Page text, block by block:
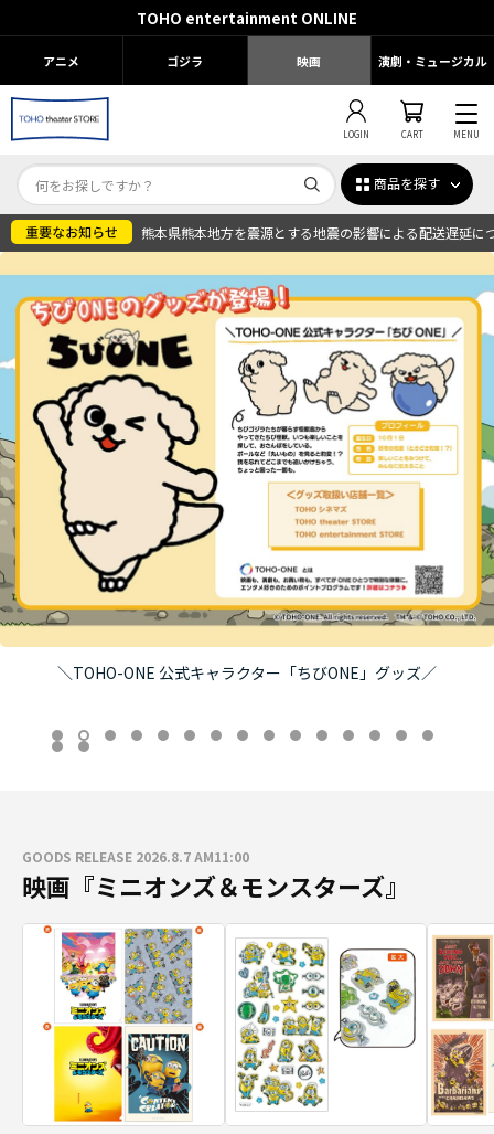
TOHO entertainment ONLINE
アニメ ゴジラ 映画 演劇・ミュージカル
LOGIN CART MENU
商品を探す
熊本県熊本地方を震源とする地震の影響による配送遅延に
＼TOHO-ONE 公式キャラクター「ちびONE」グッズ／
GOODS RELEASE 2026.8.7 AM11:00
映画『ミニオンズ＆モンスターズ』